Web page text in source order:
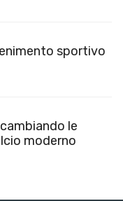
sportivo
le
moderno